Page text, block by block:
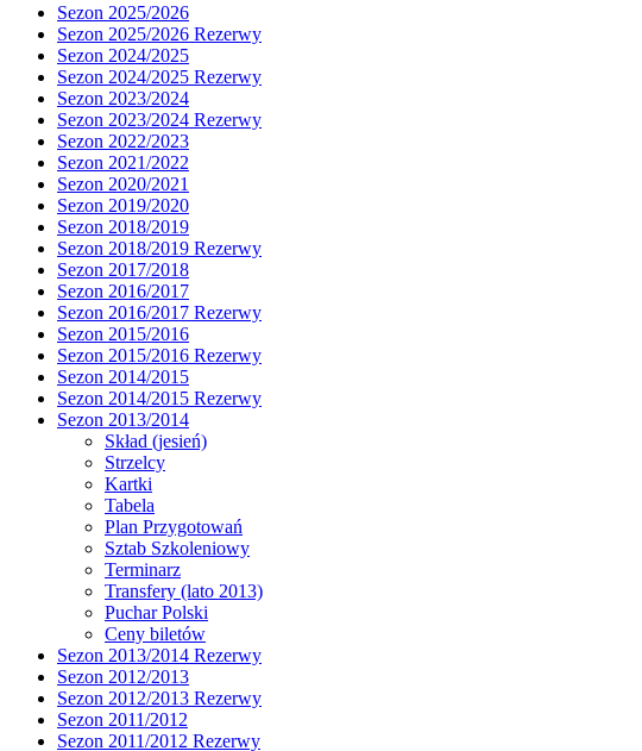
Sezon 2025/2026
Sezon 2025/2026 Rezerwy
Sezon 2024/2025
Sezon 2024/2025 Rezerwy
Sezon 2023/2024
Sezon 2023/2024 Rezerwy
Sezon 2022/2023
Sezon 2021/2022
Sezon 2020/2021
Sezon 2019/2020
Sezon 2018/2019
Sezon 2018/2019 Rezerwy
Sezon 2017/2018
Sezon 2016/2017
Sezon 2016/2017 Rezerwy
Sezon 2015/2016
Sezon 2015/2016 Rezerwy
Sezon 2014/2015
Sezon 2014/2015 Rezerwy
Sezon 2013/2014
Skład (jesień)
Strzelcy
Kartki
Tabela
Plan Przygotowań
Sztab Szkoleniowy
Terminarz
Transfery (lato 2013)
Puchar Polski
Ceny biletów
Sezon 2013/2014 Rezerwy
Sezon 2012/2013
Sezon 2012/2013 Rezerwy
Sezon 2011/2012
Sezon 2011/2012 Rezerwy